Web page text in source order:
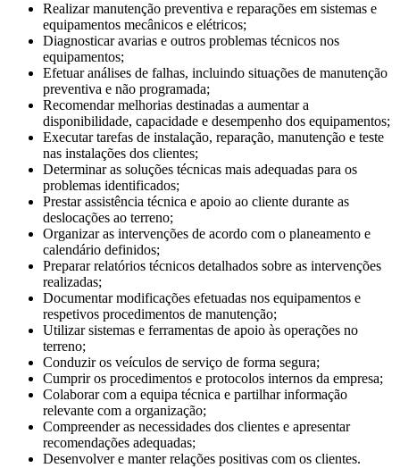
Realizar manutenção preventiva e reparações em sistemas e
equipamentos mecânicos e elétricos;
Diagnosticar avarias e outros problemas técnicos nos
equipamentos;
Efetuar análises de falhas, incluindo situações de manutenção
preventiva e não programada;
Recomendar melhorias destinadas a aumentar a
disponibilidade, capacidade e desempenho dos equipamentos;
Executar tarefas de instalação, reparação, manutenção e teste
nas instalações dos clientes;
Determinar as soluções técnicas mais adequadas para os
problemas identificados;
Prestar assistência técnica e apoio ao cliente durante as
deslocações ao terreno;
Organizar as intervenções de acordo com o planeamento e
calendário definidos;
Preparar relatórios técnicos detalhados sobre as intervenções
realizadas;
Documentar modificações efetuadas nos equipamentos e
respetivos procedimentos de manutenção;
Utilizar sistemas e ferramentas de apoio às operações no
terreno;
Conduzir os veículos de serviço de forma segura;
Cumprir os procedimentos e protocolos internos da empresa;
Colaborar com a equipa técnica e partilhar informação
relevante com a organização;
Compreender as necessidades dos clientes e apresentar
recomendações adequadas;
Desenvolver e manter relações positivas com os clientes.